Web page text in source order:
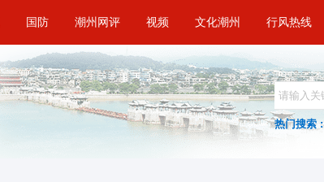
国防 潮州网评 视频 文化潮州 行风热线
热门搜索 :